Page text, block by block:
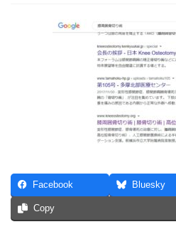
Facebook Bluesky
Copy